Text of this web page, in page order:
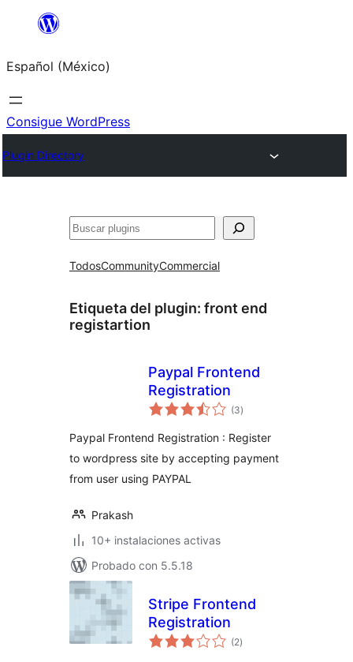
Saltar
contenido
Español (México)
Consigue WordPress
Plugin Directory
Buscar
TodosCommunityCommercial
Etiqueta del plugin: front end
registartion
Paypal Frontend
Registration
(3total
de
)
Paypal Frontend Registration : Register
to wordpress site by accepting payment
from user using PAYPAL
Prakash
10+ instalaciones activas
Probado con 5.5.18
Stripe Frontend
Registration
(2total
de
)